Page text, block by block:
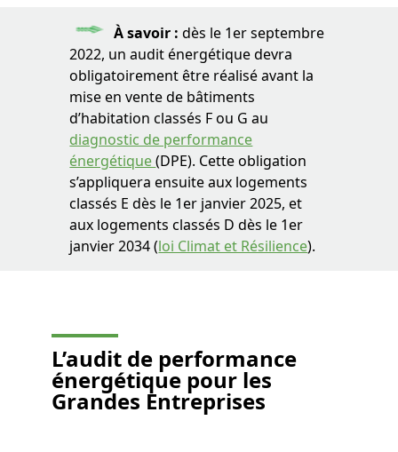
À savoir :dès le 1er septembre
2022, un audit énergétique devra
obligatoirement être réalisé avant la
mise en vente de bâtiments
d’habitation classés F ou G au
diagnostic de performance
énergétique(DPE). Cette obligation
s’appliquera ensuite aux logements
classés E dès le 1er janvier 2025, et
aux logements classés D dès le 1er
janvier 2034 (loi Climat et Résilience).
L’audit de performance
énergétique pour les
Grandes Entreprises